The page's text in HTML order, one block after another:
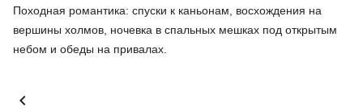
Походная романтика: спуски к каньонам, восхождения на
вершины холмов, ночевка в спальных мешках под открытым
небом и обеды на привалах.
